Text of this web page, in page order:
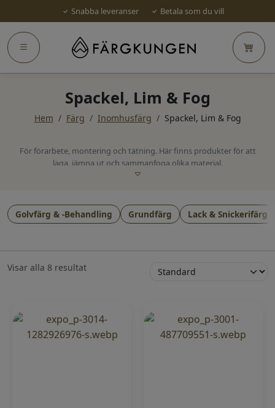
Snabba leveranser Betala som du vill
Spackel, Lim & Fog
Hem / Färg / Inomhusfärg / Spackel, Lim & Fog
För förarbete, montering och tätning. Här finns produkter för att
laga, jämna ut och sammanfoga olika material.
Golvfärg & -Behandling Grundfärg Lack & Snickerifärg
Visar alla 8 resultat